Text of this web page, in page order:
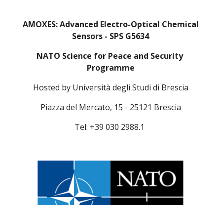
Sensors - SPS G5634
NATO Science for Peace and Security
Programme
Hosted by Università degli Studi di Brescia
Piazza del Mercato, 15 - 25121 Brescia
Tel: +39 030 2988.1